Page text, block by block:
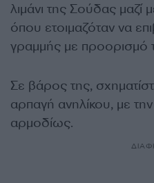
λιμάνι της Σούδας μαζί
όπου ετοιμαζόταν να
γραμμής με προορισμό
Σε βάρος της,
αρπαγή ανηλίκου, με
αρμοδίως.